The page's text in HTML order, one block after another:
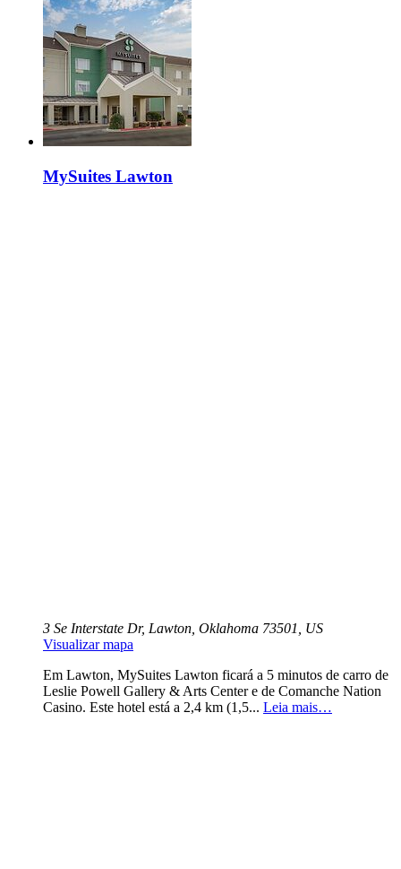
MySuites Lawton
3 Se Interstate Dr, Lawton, Oklahoma 73501, US
Visualizar mapa
Em Lawton, MySuites Lawton ficará a 5 minutos de carro de
Leslie Powell Gallery & Arts Center e de Comanche Nation
Casino. Este hotel está a 2,4 km (1,5... Leia mais…